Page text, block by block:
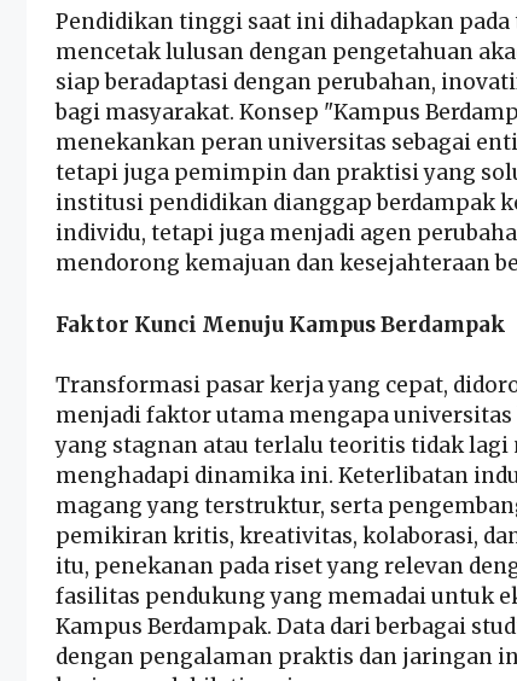
Pendidikan tinggi saat ini dihadapkan
mencetak lulusan dengan pengetahuan
siap beradaptasi dengan perubahan,
bagi masyarakat. Konsep "Kampus
menekankan peran universitas sebagai
tetapi juga pemimpin dan praktisi yang
institusi pendidikan dianggap berdampak
individu, tetapi juga menjadi agen
mendorong kemajuan dan kesejahteraan
Faktor Kunci Menuju Kampus Berdampak
Transformasi pasar kerja yang cepat,
menjadi faktor utama mengapa
yang stagnan atau terlalu teoritis tidak
menghadapi dinamika ini. Keterlibatan
magang yang terstruktur, serta
pemikiran kritis, kreativitas, kolaborasi,
itu, penekanan pada riset yang relevan
fasilitas pendukung yang memadai untuk
Kampus Berdampak. Data dari berbagai
dengan pengalaman praktis dan jaringan